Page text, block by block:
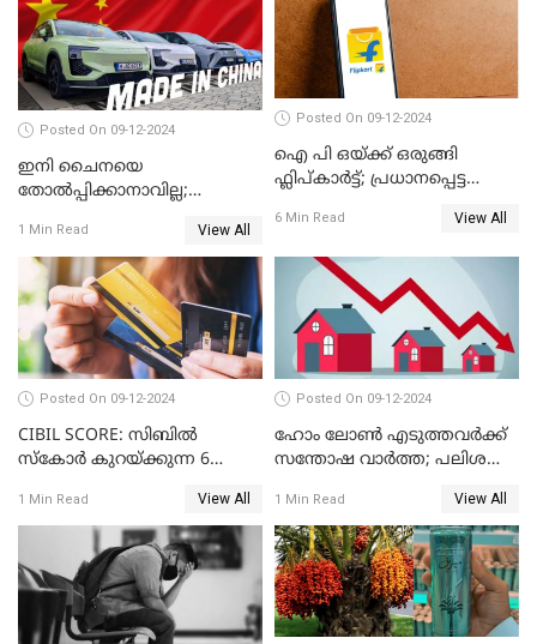
Posted On 09-12-2024
ഇനി ചൈനയെ
തോൽപ്പിക്കാനാവില്ല;
അമേരിക്കയേയും ഞെട്ടിച്ച്
ചൈനീസ് കാറുകൾ
1 Min Read View All
Posted On 09-12-2024
ഐ പി ഒയ്ക്ക് ഒരുങ്ങി
ഫ്ലിപ്കാർട്ട്; പ്രധാനപ്പെട്ട
6 Min Read View All
Posted On 09-12-2024
CIBIL SCORE: സിബിൽ
സ്കോർ കുറയ്ക്കുന്ന 6
1 Min Read View All
Posted On 09-12-2024
ഹോം ലോൺ എടുത്തവർക്ക്
സന്തോഷ വാർത്ത; പലിശ
1 Min Read View All